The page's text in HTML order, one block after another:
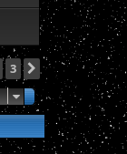
3 Suivante